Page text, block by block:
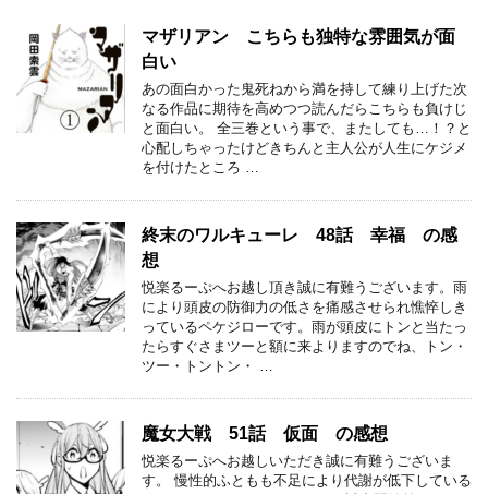
マザリアン こちらも独特な雰囲気が面
白い
あの面白かった鬼死ねから満を持して練り上げた次
なる作品に期待を高めつつ読んだらこちらも負けじ
と面白い。 全三巻という事で、またしても…！？と
心配しちゃったけどきちんと主人公が人生にケジメ
を付けたところ …
終末のワルキューレ 48話 幸福 の感
想
悦楽るーぷへお越し頂き誠に有難うございます。雨
により頭皮の防御力の低さを痛感させられ憔悴しき
っているペケジローです。雨が頭皮にトンと当たっ
たらすぐさまツーと額に来よりますのでね、トン・
ツー・トントン・ …
魔女大戦 51話 仮面 の感想
悦楽るーぷへお越しいただき誠に有難うございま
す。 慢性的ふともも不足により代謝が低下している